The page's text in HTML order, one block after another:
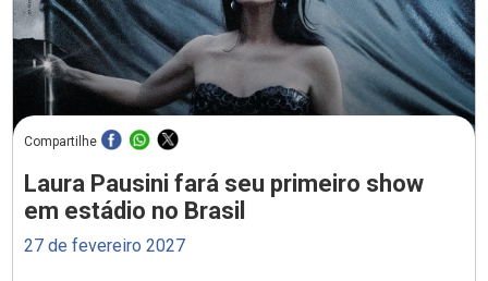
Compartilhe
Laura Pausini fará seu primeiro show
em estádio no Brasil
27 de fevereiro 2027